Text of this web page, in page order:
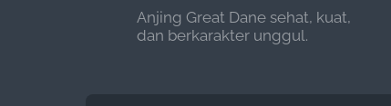
Anjing Great Dane sehat, kuat,
dan berkarakter unggul.